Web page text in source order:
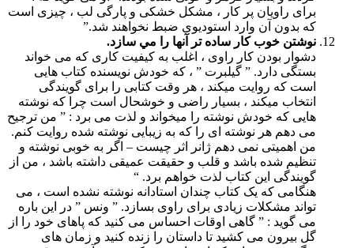
برای راویان پر کار ، مشکل خشکی و پارگی لب ، چیزی است
که بدون آن وارد استودیوی ضبط نخواهند شد.”
نوشتن خوب کار ساده تر آنها را مي سازد.
دشوار بودن کار راوی ، اغلب به کیفیت کاری که می خواند
بستگی دارد. ” گیلبرت ” ، که خودش نویسنده کتاب هایی
است که روایت میکند ، هر وقت کتابی را برای گویندگی
انتخاب میکند ، بسیار راضی و خوشحال است چرا که نوشته
هایی که خودش نوشته را میخواند و لذت می برد : ” من ترجیح
می دهم هر نوشته ای را که به زیبایی نوشته شده روایت کنم.
من اهمیتی نمی دهم ژانر اثر چیست – اگر به خوبی نوشته و
تنظیم شده باشد و قلب و حقیقت عمیقی داشته باشد ، من از
گویندگی این کتاب لذت خواهم برد. “
هنگامی که یک کتاب چندان استادانه نوشته نشده است ، می
تواند مشکلات زیادی برای راوی بسازد. ” ونس ” در این باره
می گوید : ” گاهی اوقات احساس می کنید که پاهای خود را از
گل بیرون می کشید تا داستان را زنده کنید و زمان های